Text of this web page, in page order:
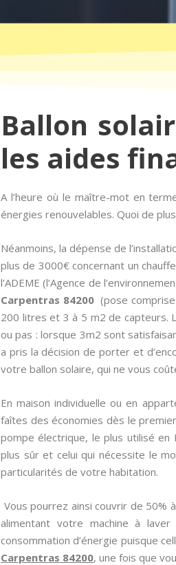
Ballon
les aides
A l’heure où le maître-mot en
énergies renouvelables. Quoi de
Néanmoins, la dépense de
plus de 3000€ concernant un
l’ADEME (l’Agence de
Carpentras 84200(pose
200 litres et 3 à 5 m2 de capteurs.
ou pas : lorsque 3m2 sont
a pris la décision de porter et
votre ballon solaire, qui ne vous
En maison individuelle ou en
faîtes des économies dès le
pompe électrique, le plus utilisé en
plus sûr et celui qui nécessite le
particularités de votre habitation.
Vous pourrez ainsi couvrir de 50%
alimentant votre machine à
consommation d’énergie puisque
Carpentras 84200, une fois que